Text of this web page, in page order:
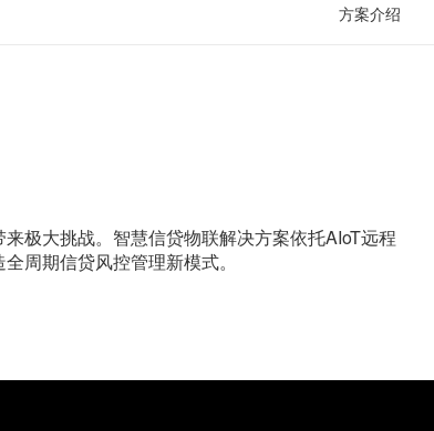
方案介绍
极大挑战。智慧信贷物联解决方案依托AIoT远程
周期信贷风控管理新模式。